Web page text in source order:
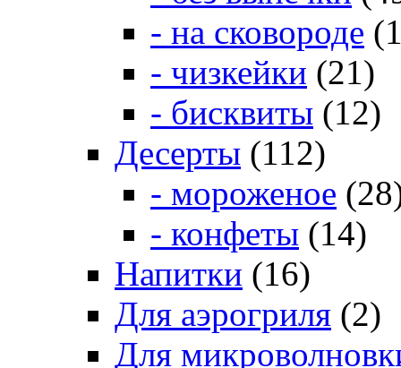
- на сковороде
- чизкейки (21)
- бисквиты (12)
Десерты (112)
- мороженое
- конфеты (14)
Напитки (16)
Для аэрогриля (2)
Для